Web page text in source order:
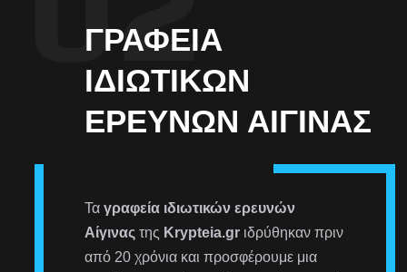
ΓΡΑΦΕΊΑ
ΙΔΙΩΤΙΚΏΝ
ΕΡΕΥΝΏΝ ΑΊΓΙΝΑΣ
Ταγραφεία ιδιωτικών ερευνών
Αίγινας της Krypteia.gr ιδρύθηκαν πριν
από 20 χρόνια και προσφέρουμε μια